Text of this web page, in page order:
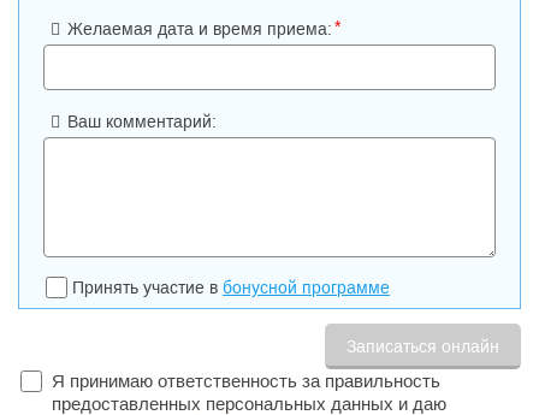
Желаемая дата и время приема:*
Ваш комментарий:
Принять участие в бонусной программе
Я принимаю ответственность за правильность
предоставленных персональных данных и даю